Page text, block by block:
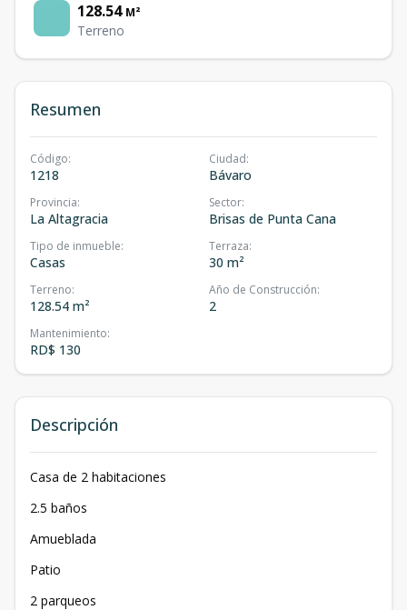
128.54 M²
Terreno
Resumen
Código:
1218
Ciudad:
Bávaro
Provincia:
La Altagracia
Sector:
Brisas de Punta Cana
Tipo de inmueble:
Casas
Terraza:
30 m²
Terreno:
128.54 m²
Año de Construcción:
2
Mantenimiento:
RD$ 130
Descripción
Casa de 2 habitaciones
2.5 baños
Amueblada
Patio
2 parqueos